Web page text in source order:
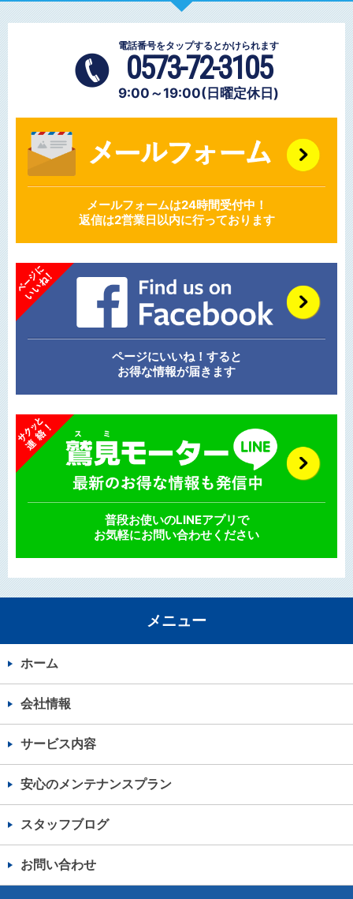
電話番号をタップするとかけられます
0573-72-3105
9:00～19:00(日曜定休日)
メールフォームは24時間受付中！
返信は2営業日以内に行っております
ページにいいね！すると
お得な情報が届きます
普段お使いのLINEアプリで
お気軽にお問い合わせください
メニュー
ホーム
会社情報
サービス内容
安心のメンテナンスプラン
スタッフブログ
お問い合わせ